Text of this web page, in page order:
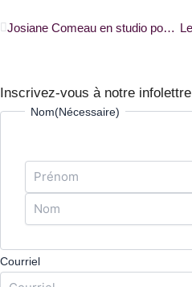
Précédent Josiane Comeau en studio pour la préparation de son premier mini album |RADIO-CANADA|
Inscrivez-vous à notre infolettre
Nom(Nécessaire)
Prénom
Nom
Courriel